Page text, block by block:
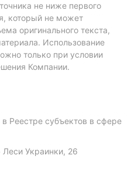
не ниже первого
который не может
оригинального текста,
Использование
только при условии
Компании.
Реестре субъектов в сфере
Леси Украинки, 26